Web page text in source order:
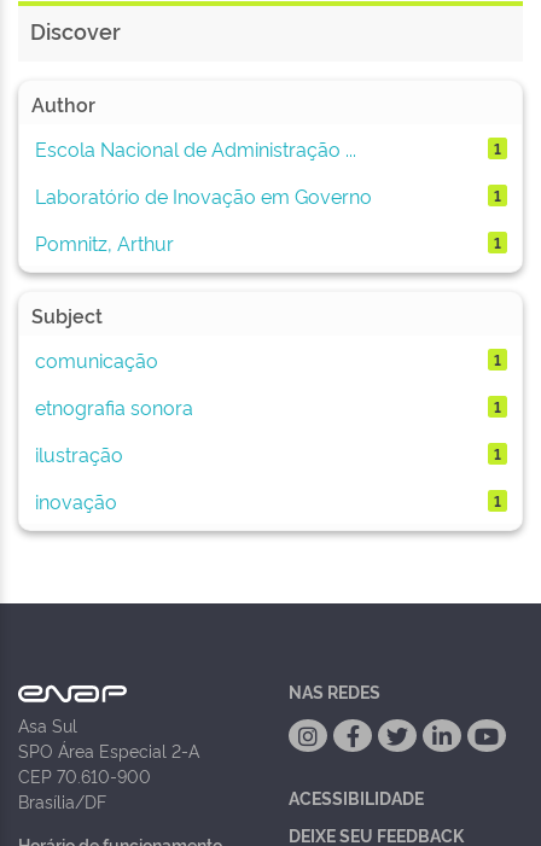
Discover
Author
Escola Nacional de Administração ...
1
Laboratório de Inovação em Governo 1
Pomnitz, Arthur 1
Subject
comunicação
1
etnografia sonora 1
ilustração 1
inovação 1
Asa Sul
SPO Área Especial 2-A
CEP 70.610-900
Brasília/DF
NAS REDES
ACESSIBILIDADE
DEIXE SEU FEEDBACK